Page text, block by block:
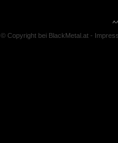
© Copyright bei BlackMetal.at -